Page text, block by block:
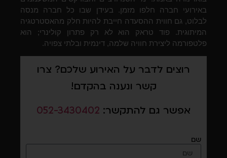
באירועי חברה חלפו מזמן. בעידן שבו כל חברה מנסה
לבלוט, גם חווית ההסעדה חייבת להיות חלק מהאסטרטגיה
המיתוגית. פוד טראק הוא לא רק פתרון קולינרי; הוא
פלטפורמה ליצירת חוויה שלמה, דינמית ובלתי צפויה.
רוצים לדבר על האירוע שלכם? צרו
קשר ונענה בהקדם!
אפשר גם להתקשר: 052-3430402
שם